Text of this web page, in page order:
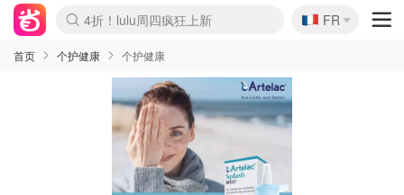
Boticinal 夏促开抢！
4折！lulu周四疯狂上新
还没结束！&OtherStories大促
Joybuy变相75折 随时失效
速领！Stanley独家85折
疑似霸哥！Camper额外叠85折
Zalando 奥莱闪促！每日更新
Moncler反季囤！5折起+叠9折
Coach Brooklyn仅€192
🇫🇷
FR
首页 个护健康 个护健康